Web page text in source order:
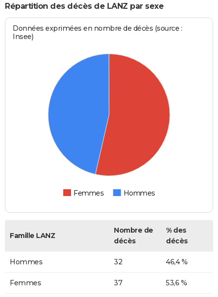
Répartition des décès de LANZ par sexe
Données exprimées en nombre de décès (source :
Insee)
Femmes Hommes
Famille LANZ
Nombre de
décès
% des
décès
Hommes 32 46,4 %
Femmes 37 53,6 %